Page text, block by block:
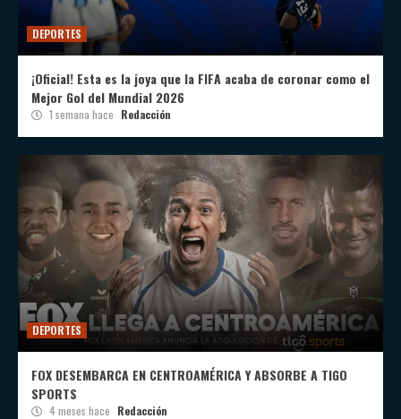
DEPORTES
¡Oficial! Esta es la joya que la FIFA acaba de coronar como el
Mejor Gol del Mundial 2026
1 semana hace Redacción
DEPORTES
FOX DESEMBARCA EN CENTROAMÉRICA Y ABSORBE A TIGO
SPORTS
4 meses hace Redacción